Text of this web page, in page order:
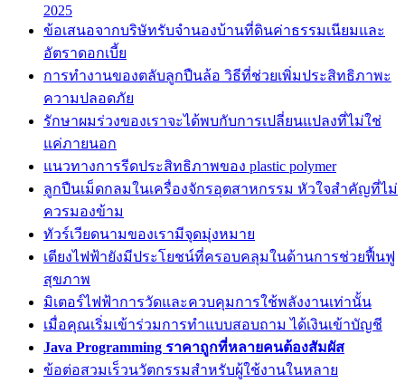
2025
ข้อเสนอจากบริษัทรับจำนองบ้านที่ดินค่าธรรมเนียมและ
อัตราดอกเบี้ย
การทำงานของตลับลูกปืนล้อ วิธีที่ช่วยเพิ่มประสิทธิภาพะ
ความปลอดภัย
รักษาผมร่วงของเราจะได้พบกับการเปลี่ยนแปลงที่ไม่ใช่
แค่ภายนอก
แนวทางการรีดประสิทธิภาพของ plastic polymer
ลูกปืนเม็ดกลมในเครื่องจักรอุตสาหกรรม หัวใจสำคัญที่ไม่
ควรมองข้าม
ทัวร์เวียดนามของเรามีจุดมุ่งหมาย
เตียงไฟฟ้ายังมีประโยชน์ที่ครอบคลุมในด้านการช่วยฟื้นฟู
สุขภาพ
มิเตอร์ไฟฟ้าการวัดและควบคุมการใช้พลังงานเท่านั้น
เมื่อคุณเริ่มเข้าร่วมการทำแบบสอบถาม ได้เงินเข้าบัญชี
Java Programming ราคาถูกที่หลายคนต้องสัมผัส
ข้อต่อสวมเร็วนวัตกรรมสำหรับผู้ใช้งานในหลาย